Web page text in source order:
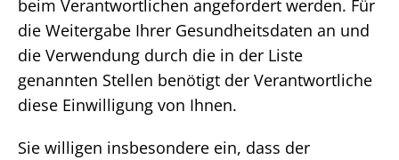
beim Verantwortlichen angefordert werden. Für
die Weitergabe Ihrer Gesundheitsdaten an und
die Verwendung durch die in der Liste
genannten Stellen benötigt der Verantwortliche
diese Einwilligung von Ihnen.
Sie willigen insbesondere ein, dass der